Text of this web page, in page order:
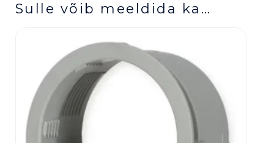
Sulle võib meeldida ka…